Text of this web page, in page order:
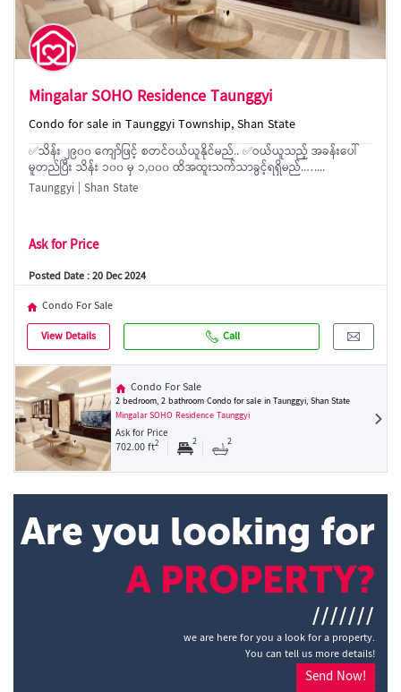
Mingalar SOHO Residence Taunggyi
Condo for sale in Taunggyi Township, Shan State
✅သိန်း ၂၉၀၀ ကျော်ဖြင့် စတင်ဝယ်ယူနိုင်မည်.. ✅ဝယ်ယူသည့် အခန်းပေါ်
မူတည်ပြီး သိန်း ၁၀၀ မှ ၁,၀၀၀ ထိအထူးသက်သာခွင့်ရရှိမည်..…...
Taunggyi | Shan State
Ask for Price
Posted Date : 20 Dec 2024
Condo For Sale
View Details
Call
Condo For Sale
2 bedroom, 2 bathroom Condo for sale in Taunggyi, Shan State
Mingalar SOHO Residence Taunggyi
Ask for Price
702.00 ft2 2 2
Are you looking for
A PROPERTY?
///////
we are here for you a look for a property.
You can tell us more details!
Send Now!